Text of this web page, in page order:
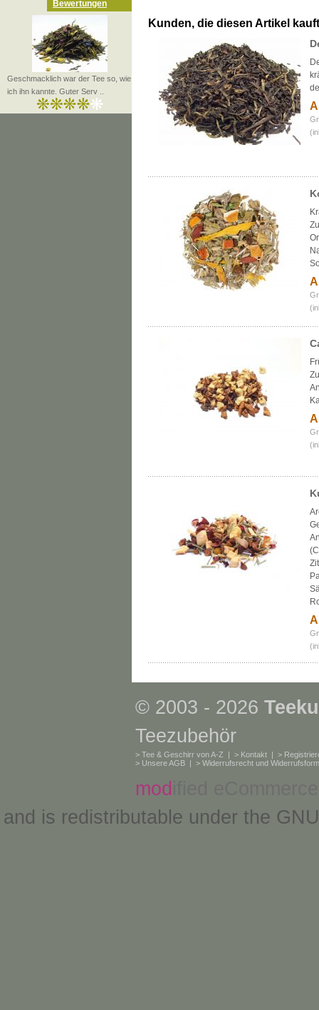
Bewertungen
Geschmacklich war der Tee so, wie
ich ihn kannte. Guter Serv ..
Kunden, die diesen Artikel
© 2003 - 2026
Teezubehör
> Tee & Geschirr von A-Z | > Kontakt | >
> Unsere AGB | > Widerrufsrecht und
mod
and is redistributable under the